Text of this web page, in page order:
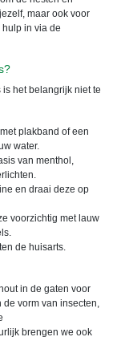
maar ook voor
in via de
het belangrijk niet te
plakband of een
water.
van menthol,
en draai deze op
voorzichtig met lauw
de huisarts.
in de gaten voor
vorm van insecten,
brengen we ook